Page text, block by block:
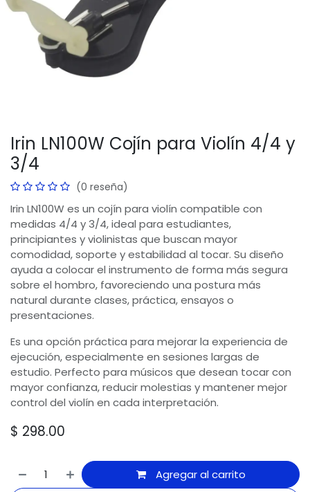
Irin LN100W Cojín para Violín 4/4 y
3/4
(0 reseña)
Irin LN100W es un cojín para violín compatible con
medidas 4/4 y 3/4, ideal para estudiantes,
principiantes y violinistas que buscan mayor
comodidad, soporte y estabilidad al tocar. Su diseño
ayuda a colocar el instrumento de forma más segura
sobre el hombro, favoreciendo una postura más
natural durante clases, práctica, ensayos o
presentaciones.
Es una opción práctica para mejorar la experiencia de
ejecución, especialmente en sesiones largas de
estudio. Perfecto para músicos que desean tocar con
mayor confianza, reducir molestias y mantener mejor
control del violín en cada interpretación.
$ 298.00
Agregar al carrito